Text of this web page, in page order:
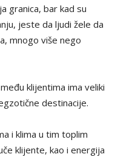
granica, bar kad su
jeste da ljudi žele da
mnogo više nego
klijentima ima veliki
destinacije.
i klima u tim toplim
klijente, kao i energija